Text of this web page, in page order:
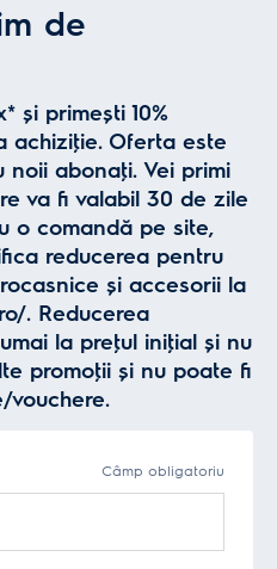
de
și primești 10%
achiziţie. Oferta este
abonaţi. Vei primi
va fi valabil 30 de zile
o comandă pe site,
reducerea pentru
și accesorii la
. Reducerea
la preţul iniţial și nu
promoţii și nu poate fi
vouchere.
Câmp obligatoriu